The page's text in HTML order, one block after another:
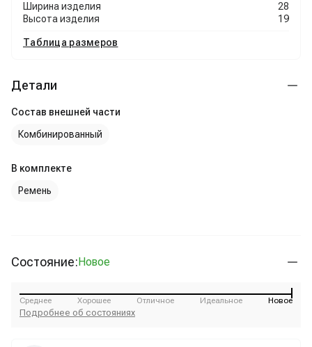
Ширина изделия
28
Высота изделия
19
Таблица размеров
Детали
Состав внешней части
Комбинированный
В комплекте
Ремень
Состояние:Новое
Среднее Хорошее Отличное Идеальное Новое
Подробнее об состояниях